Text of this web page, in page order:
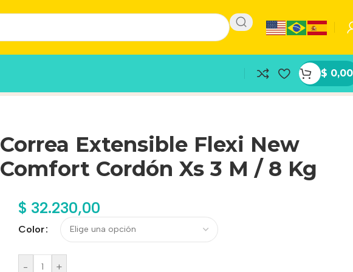
$ 0,00
Correa Extensible Flexi New
Comfort Cordón Xs 3 M / 8 Kg
$ 32.230,00
Color
- +